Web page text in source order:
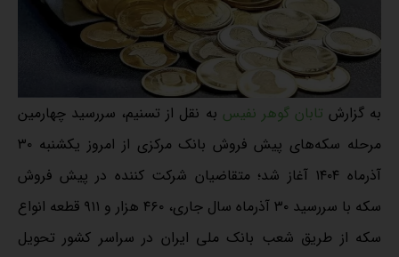
به گزارش تابان گوهر نفیس به نقل از تسنیم، سررسید چهارمین
مرحله سکه‌های پیش فروش بانک مرکزی از امروز یکشنبه ۳۰
آذرماه ۱۴۰۴ آغاز شد؛ متقاضیان شرکت کننده در پیش فروش
سکه با سررسید ۳۰ آذرماه سال جاری، ۴۶۰ هزار و ۹۱۱ قطعه انواع
سکه از طریق شعب بانک ملی ایران در سراسر کشور تحویل